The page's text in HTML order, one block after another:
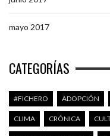
mayo 2017
CATEGORÍAS
#FICHERO ADOPCIÓN
CLIMA CRÓNICA